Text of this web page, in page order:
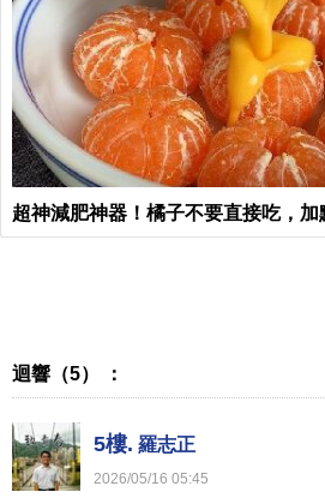
超神減肥神器！橘子不要直接吃，
迴響（5） ：
5樓. 羅志正
2026/05/16 05:45